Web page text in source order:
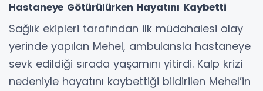
Hastaneye Götürülürken Hayatını Kaybetti
Sağlık ekipleri tarafından ilk müdahalesi olay
yerinde yapılan Mehel, ambulansla hastaneye
sevk edildiği sırada yaşamını yitirdi. Kalp krizi
nedeniyle hayatını kaybettiği bildirilen Mehel’in